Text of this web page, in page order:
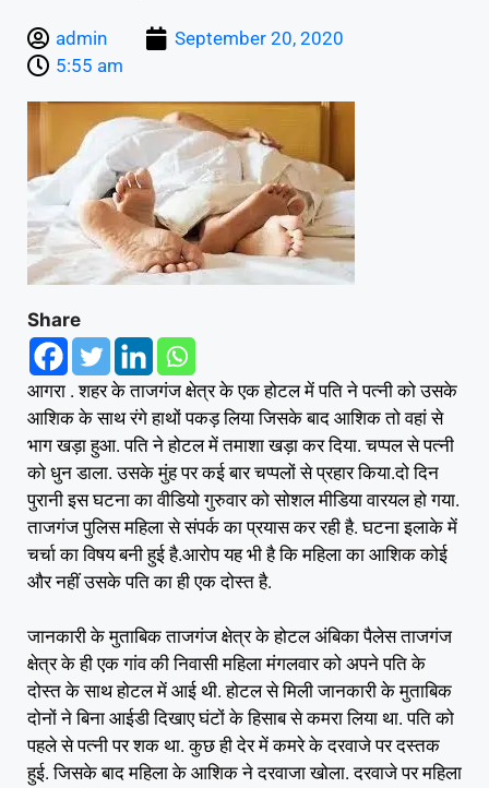
admin
September 20, 2020
5:55 am
Share
आगरा . शहर के ताजगंज क्षेत्र के एक होटल में पति ने पत्नी को उसके
आशिक के साथ रंगे हाथों पकड़ लिया जिसके बाद आशिक तो वहां से
भाग खड़ा हुआ. पति ने होटल में तमाशा खड़ा कर दिया. चप्पल से पत्नी
को धुन डाला. उसके मुंह पर कई बार चप्पलों से प्रहार किया.दो दिन
पुरानी इस घटना का वीडियो गुरुवार को सोशल मीडिया वारयल हो गया.
ताजगंज पुलिस महिला से संपर्क का प्रयास कर रही है. घटना इलाके में
चर्चा का विषय बनी हुई है.आरोप यह भी है कि महिला का आशिक कोई
और नहीं उसके पति का ही एक दोस्त है.
जानकारी के मुताबिक ताजगंज क्षेत्र के होटल अंबिका पैलेस ताजगंज
क्षेत्र के ही एक गांव की निवासी महिला मंगलवार को अपने पति के
दोस्त के साथ होटल में आई थी. होटल से मिली जानकारी के मुताबिक
दोनों ने बिना आईडी दिखाए घंटों के हिसाब से कमरा लिया था. पति को
पहले से पत्नी पर शक था. कुछ ही देर में कमरे के दरवाजे पर दस्तक
हुई. जिसके बाद महिला के आशिक ने दरवाजा खोला. दरवाजे पर महिला